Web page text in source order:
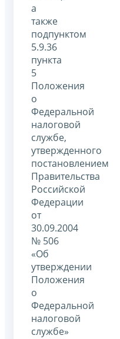
а
также
подпунктом
5.9.36
пункта
5
Положения
о
Федеральной
налоговой
службе,
утвержденного
постановлением
Правительства
Российской
Федерации
от
30.09.2004
№ 506
«Об
утверждении
Положения
о
Федеральной
налоговой
службе»